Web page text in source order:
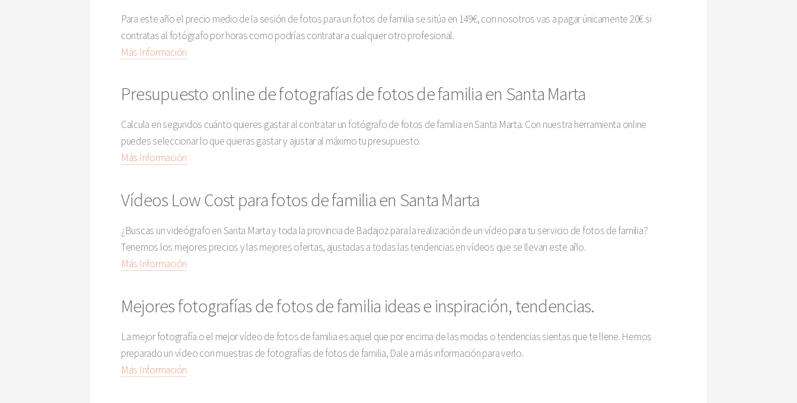
Para este año el precio medio de la sesión de fotos para un fotos de familia se sitúa en 149€, con nosotros vas a pagar únicamente 20€ si
contratas al fotógrafo por horas como podrías contratar a cualquier otro profesional.
Más Información
Presupuesto online de fotografías de fotos de familia en Santa Marta
Calcula en segundos cuánto quieres gastar al contratar un fotógrafo de fotos de familia en Santa Marta. Con nuestra herramienta online
puedes seleccionar lo que quieras gastar y ajustar al máximo tu presupuesto.
Más Información
Vídeos Low Cost para fotos de familia en Santa Marta
¿Buscas un videógrafo en Santa Marta y toda la provincia de Badajoz para la realización de un vídeo para tu servicio de fotos de familia?
Tenemos los mejores precios y las mejores ofertas, ajustadas a todas las tendencias en vídeos que se llevan este año.
Más Información
Mejores fotografías de fotos de familia ideas e inspiración, tendencias.
La mejor fotografía o el mejor vídeo de fotos de familia es aquel que por encima de las modas o tendencias sientas que te llene. Hemos
preparado un vídeo con muestras de fotografías de fotos de familia, Dale a más información para verlo.
Más Información